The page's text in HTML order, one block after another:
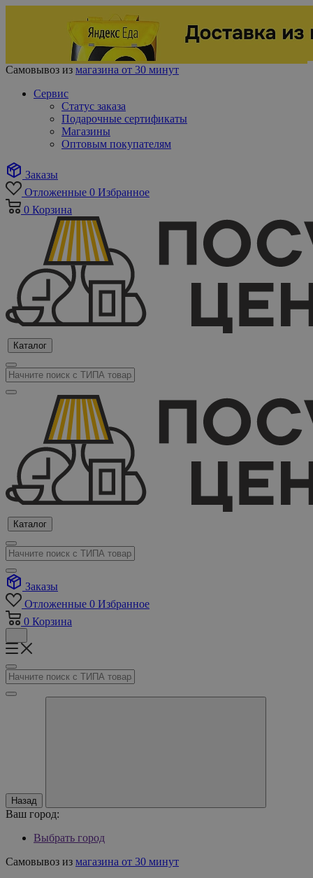
Самовывоз из магазина от 30 минут
Сервис
Статус заказа
Подарочные сертификаты
Магазины
Оптовым покупателям
Заказы
Отложенные 0 Избранное
0 Корзина
Каталог
Каталог
Заказы
Отложенные 0 Избранное
0 Корзина
Назад
Ваш город:
Выбрать город
Самовывоз из магазина от 30 минут